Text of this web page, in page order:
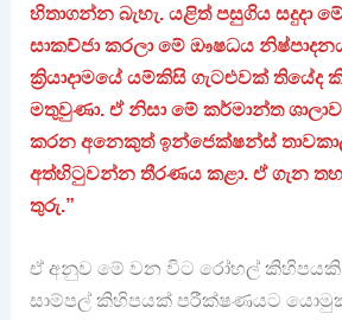
හිතාගන්න බැහැ. යළිත් පසුගිය සදුදා
සාකච්ජා කරලා මේ ඖෂධය
ක්‍රියාදාමයේ යම්කිසි ගැටළුවක් තියේද
මතුවුණා. ඒ නිසා මේ කර්මාන්ත
කරන අනෙකුත් ඉන්ජෙක්ෂන්ස්
අත්හිටුවන්න තීරණය කළා. ඒ ගැන
තුරු.”
ඒ අනුව මේ වන විට රෝහල්
සාම්පල් කිහිපයක් පරීක්ෂණයට